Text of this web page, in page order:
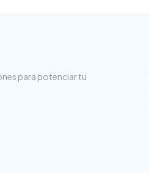
para potenciar tu